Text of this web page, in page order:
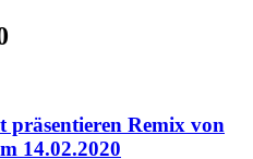
Remix von
14.02.2020